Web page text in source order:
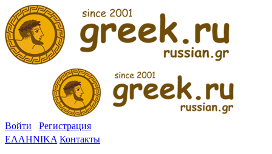
Войти
Регистрация
ΕΛΛΗΝΙΚΑ Контакты